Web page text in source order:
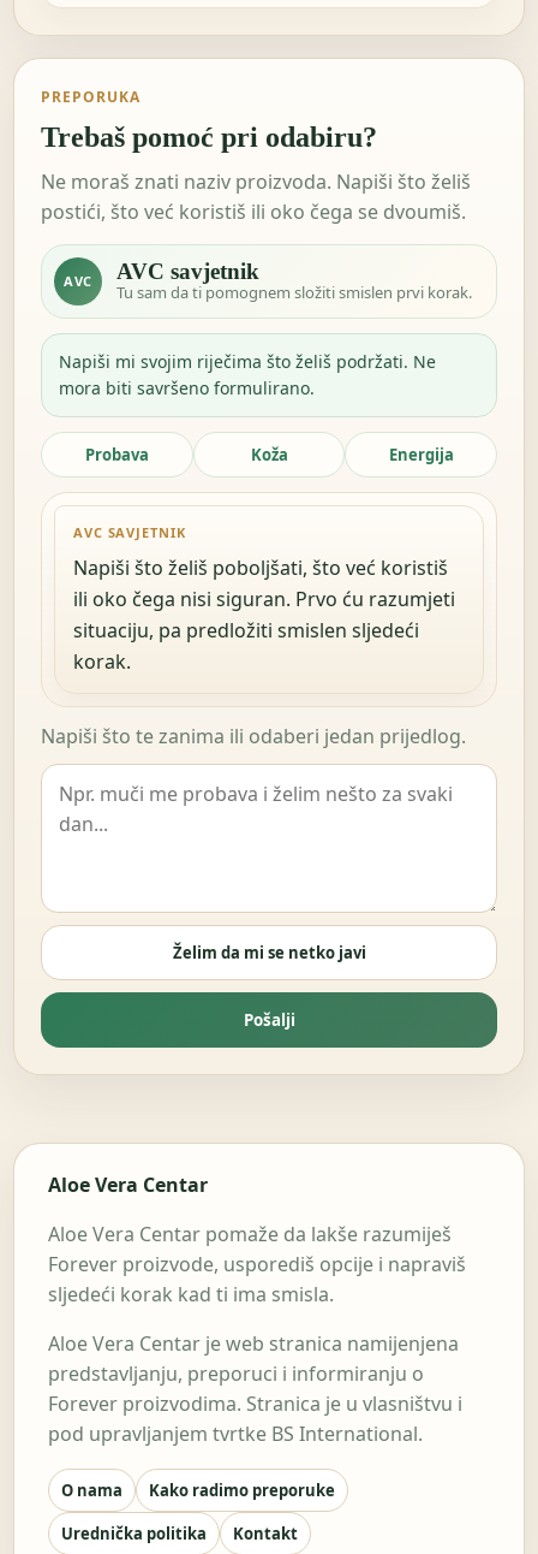
PREPORUKA
Trebaš pomoć pri odabiru?
Ne moraš znati naziv proizvoda. Napiši što želiš
postići, što već koristiš ili oko čega se dvoumiš.
AVC AVC savjetnik
Tu sam da ti pomognem složiti smislen prvi korak.
Napiši mi svojim riječima što želiš podržati. Ne
mora biti savršeno formulirano.
Probava Koža Energija
AVC SAVJETNIK
Napiši što želiš poboljšati, što već koristiš
ili oko čega nisi siguran. Prvo ću razumjeti
situaciju, pa predložiti smislen sljedeći
korak.
Napiši što te zanima ili odaberi jedan prijedlog.
Želim da mi se netko javi
Pošalji
Aloe Vera Centar
Aloe Vera Centar pomaže da lakše razumiješ
Forever proizvode, usporediš opcije i napraviš
sljedeći korak kad ti ima smisla.
Aloe Vera Centar je web stranica namijenjena
predstavljanju, preporuci i informiranju o
Forever proizvodima. Stranica je u vlasništvu i
pod upravljanjem tvrtke BS International.
O nama
Kako radimo preporuke
Urednička politika
Kontakt